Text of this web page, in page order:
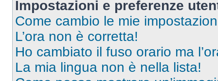
Impostazioni e preferenze
Come cambio le mie
L’ora non è corretta!
Ho cambiato il fuso orario ma
La mia lingua non è nella lista!